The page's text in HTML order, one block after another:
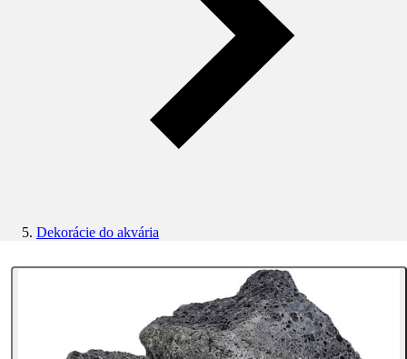
Dekorácie do akvária